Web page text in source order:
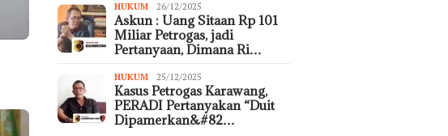
HUKUM 26/12/2025
Askun : Uang Sitaan Rp 101
Miliar Petrogas, jadi
Pertanyaan, Dimana Ri…
HUKUM 25/12/2025
Kasus Petrogas Karawang,
PERADI Pertanyakan “Duit
Dipamerkan&#82…